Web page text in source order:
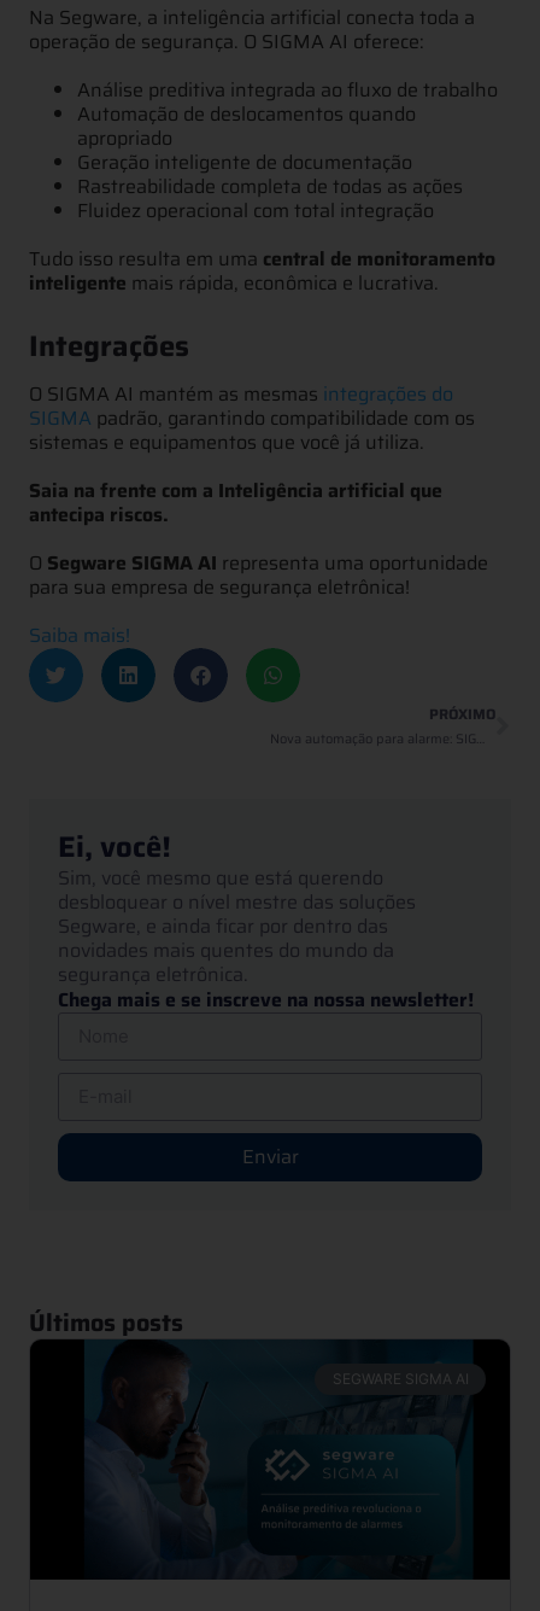
Na Segware, a inteligência artificial conecta toda a
operação de segurança. O SIGMA AI oferece:
Análise preditiva integrada ao fluxo de trabalho
Automação de deslocamentos quando
apropriado
Geração inteligente de documentação
Rastreabilidade completa de todas as ações
Fluidez operacional com total integração
Tudo isso resulta em uma central de monitoramento
inteligente mais rápida, econômica e lucrativa.
Integrações
O SIGMA AI mantém as mesmas integrações do
SIGMA padrão, garantindo compatibilidade com os
sistemas e equipamentos que você já utiliza.
Saia na frente com a Inteligência artificial que
antecipa riscos.
O Segware SIGMA AI representa uma oportunidade
para sua empresa de segurança eletrônica!
Saiba mais!
PRÓXIMO
Nova automação para alarme: SIGMA AI amplia o controle da central sobre o deslocamento de viaturas
Ei, você!
Sim, você mesmo que está querendo
desbloquear o nível mestre das soluções
Segware, e ainda ficar por dentro das
novidades mais quentes do mundo da
segurança eletrônica.
Chega mais e se inscreve na nossa newsletter!
Enviar
Últimos posts
SEGWARE SIGMA AI